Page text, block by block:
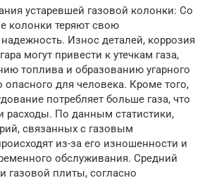
устаревшей газовой колонки: Со
колонки теряют свою
Износ деталей, коррозия
могут привести к утечкам газа,
топлива и образованию угарного
опасного для человека. Кроме того,
потребляет больше газа, что
расходы. По данным статистики,
связанных с газовым
из-за его изношенности и
обслуживания. Средний
газовой плиты, согласно